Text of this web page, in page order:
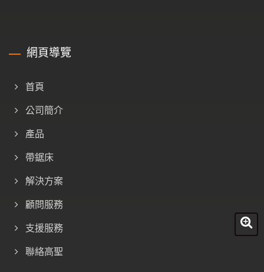
網頁導覽
首頁
公司簡介
產品
帶鋸床
解決方案
顧問服務
支援服務
聯絡高聖